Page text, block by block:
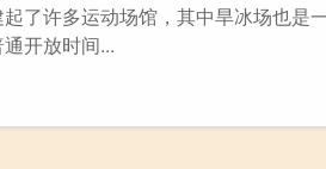
了许多运动场馆，其中旱冰场也是
开放时间...